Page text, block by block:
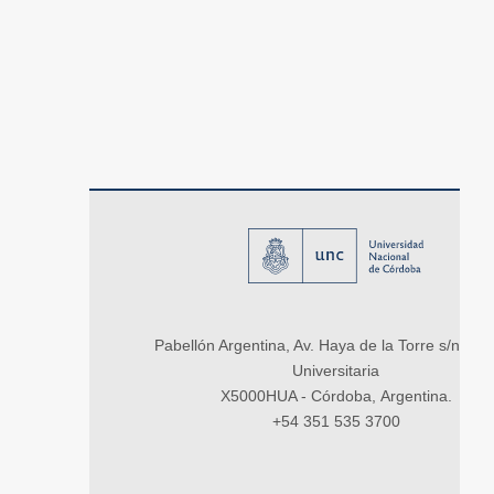
Pabellón Argentina, Av. Haya de la Torre s/n,
Universitaria
X5000HUA - Córdoba, Argentina.
+54 351 535 3700